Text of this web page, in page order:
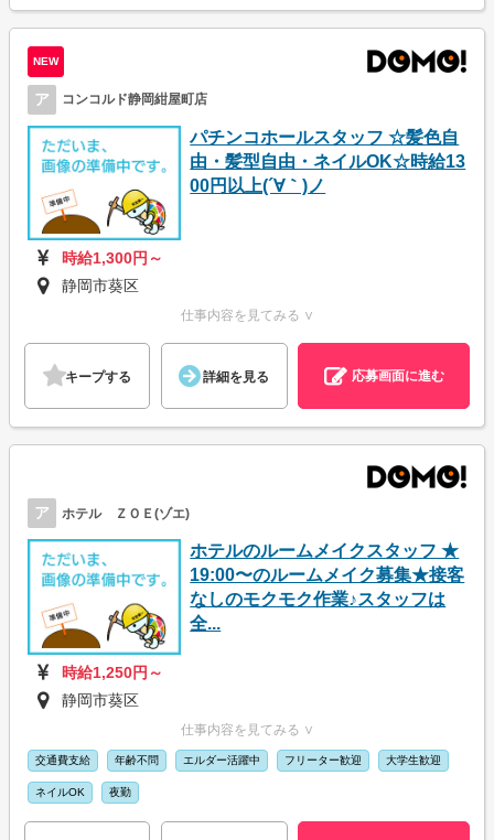
NEW
ア コンコルド静岡紺屋町店
パチンコホールスタッフ ☆髪色自
由・髪型自由・ネイルOK☆時給13
00円以上(´∀｀)ノ
時給1,300円～
静岡市葵区
仕事内容を見てみる ∨
キープする 詳細を見る 応募画面に進む
ア ホテル ＺＯＥ(ゾエ)
ホテルのルームメイクスタッフ ★
19:00〜のルームメイク募集★接客
なしのモクモク作業♪スタッフは
全...
時給1,250円～
静岡市葵区
仕事内容を見てみる ∨
交通費支給 年齢不問 エルダー活躍中 フリーター歓迎 大学生歓迎
ネイルOK 夜勤